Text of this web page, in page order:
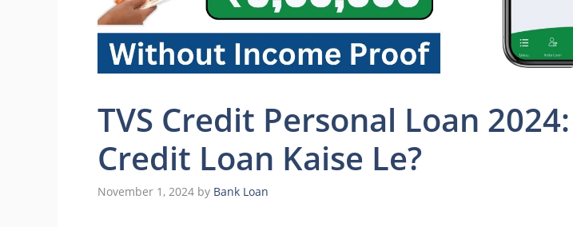
TVS Credit Personal Loan 2024:
Credit Loan Kaise Le?
November 1, 2024 by Bank Loan